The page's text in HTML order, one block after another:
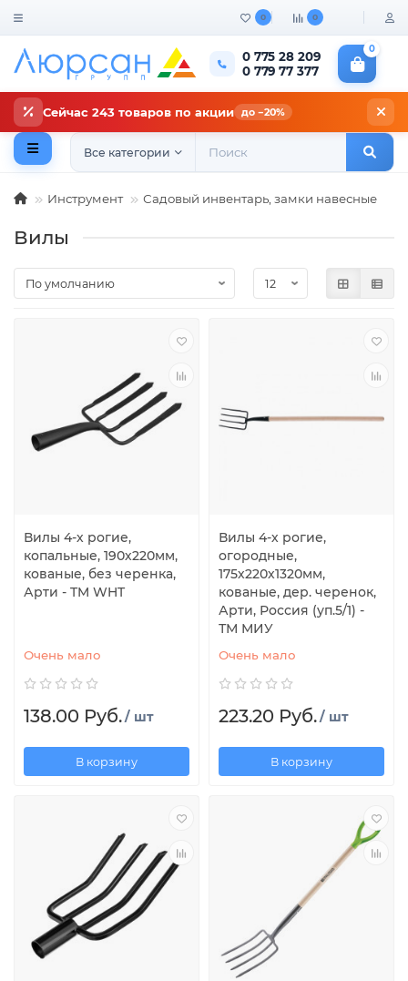
0 0
0 775 28 209
0 779 77 377
0
Сейчас 243 товаров по акции до −20%
Все категории
Инструмент Садовый инвентарь, замки навесные
Вилы
Вилы 4-х рогие,
копальные, 190х220мм,
кованые, без черенка,
Арти - TM WHT
Очень мало
138.00 Руб./ шт
В корзину
Вилы 4-х рогие,
огородные,
175х220х1320мм,
кованые, дер. черенок,
Арти, Россия (уп.5/1) -
ТМ МИУ
Очень мало
223.20 Руб./ шт
В корзину